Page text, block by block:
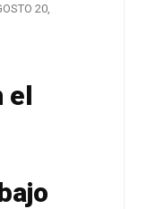
20,
el